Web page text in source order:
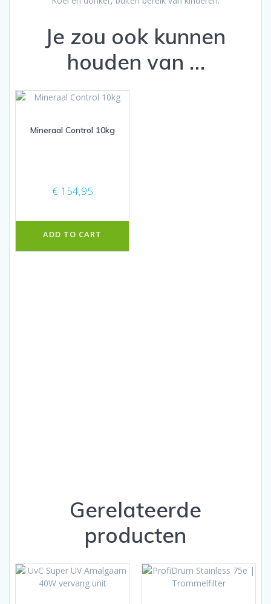
Je zou ook kunnen
houden van …
Mineraal Control 10kg
€ 154,95
ADD TO CART
Gerelateerde
producten